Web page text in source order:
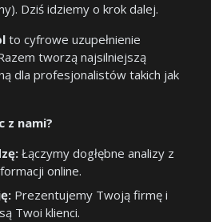
Dziś idziemy o krok dalej.
to cyfrowe uzupełnienie
tworzą najsilniejszą
dla profesjonalistów takich jak
z nami?
Łączymy dogłębne analizy z
online.
Prezentujemy Twoją firmę i
Twoi klienci.